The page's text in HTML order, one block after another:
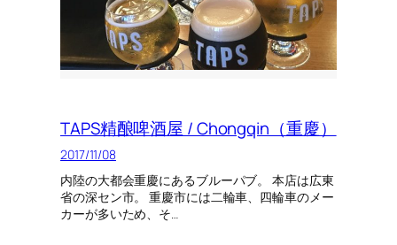
TAPS精酿啤酒屋 / Chongqin（重慶）
2017/11/08
内陸の大都会重慶にあるブルーパブ。 本店は広東
省の深セン市。 重慶市には二輪車、四輪車のメー
カーが多いため、そ…